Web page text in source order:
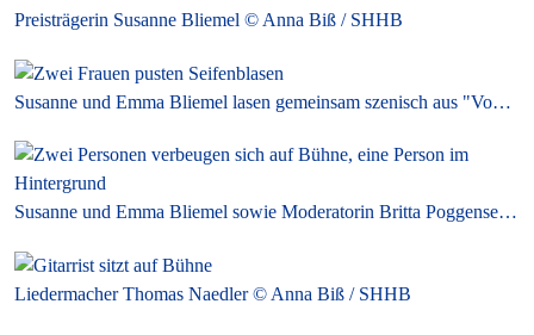
Preisträgerin Susanne Bliemel © Anna Biß / SHHB
Susanne und Emma Bliemel lasen gemeinsam szenisch aus "Von Fall tau Fall" © Anna Biß / SHHB
Susanne und Emma Bliemel sowie Moderatorin Britta Poggensee © Anna Biß / SHHB
Liedermacher Thomas Naedler © Anna Biß / SHHB